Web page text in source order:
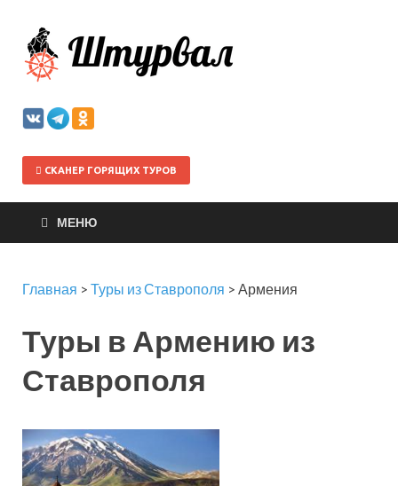
СКАНЕР ГОРЯЩИХ ТУРОВ
МЕНЮ
Главная > Туры из Ставрополя > Армения
Туры в Армению из
Ставрополя